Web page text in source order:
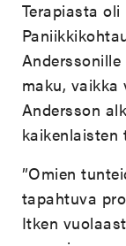
Terapiasta
maku,
Andersson
kaikenlaisten
”Omien
tapahtuva
Itken